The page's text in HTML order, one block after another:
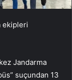
ekipleri
Jandarma
suçundan 13